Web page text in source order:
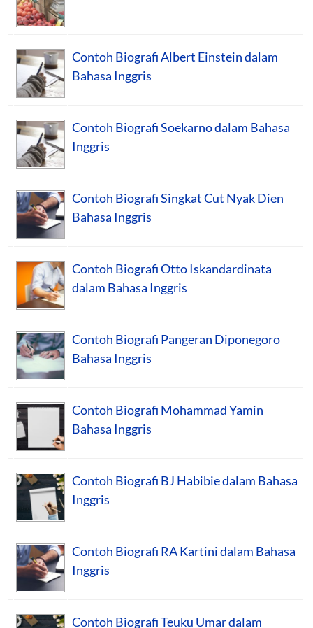
Contoh Biografi Albert Einstein dalam
Bahasa Inggris
Contoh Biografi Soekarno dalam Bahasa
Inggris
Contoh Biografi Singkat Cut Nyak Dien
Bahasa Inggris
Contoh Biografi Otto Iskandardinata
dalam Bahasa Inggris
Contoh Biografi Pangeran Diponegoro
Bahasa Inggris
Contoh Biografi Mohammad Yamin
Bahasa Inggris
Contoh Biografi BJ Habibie dalam Bahasa
Inggris
Contoh Biografi RA Kartini dalam Bahasa
Inggris
Contoh Biografi Teuku Umar dalam